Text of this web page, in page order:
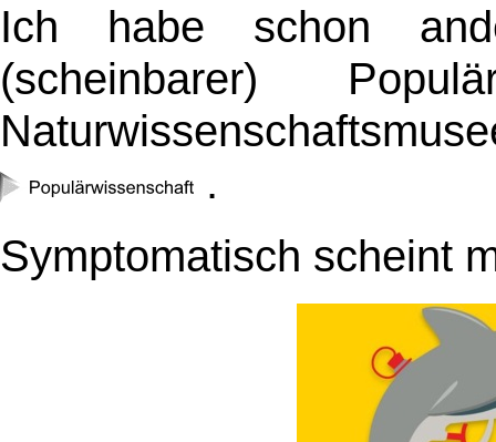
Ich habe schon
(scheinbarer)
.
Symptomatisch scheint